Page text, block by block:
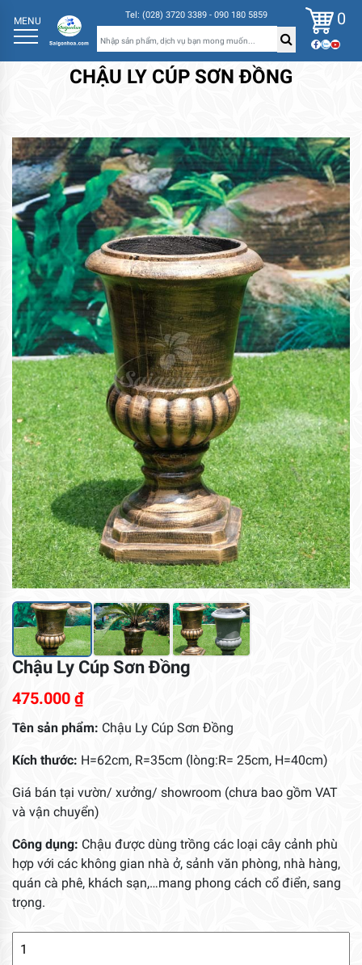
MENU Tel: (028) 3720 3389 - 090 180 5859 0
CHẬU LY CÚP SƠN ĐỒNG
Chậu Ly Cúp Sơn Đồng
475.000 ₫
Tên sản phẩm: Chậu Ly Cúp Sơn Đồng
Kích thước: H=62cm, R=35cm (lòng:R= 25cm, H=40cm)
Giá bán tại vườn/ xưởng/ showroom (chưa bao gồm VAT
và vận chuyển)
Công dụng: Chậu được dùng trồng các loại cây cảnh phù
hợp với các không gian nhà ở, sảnh văn phòng, nhà hàng,
quán cà phê, khách sạn,…mang phong cách cổ điển, sang
trọng.